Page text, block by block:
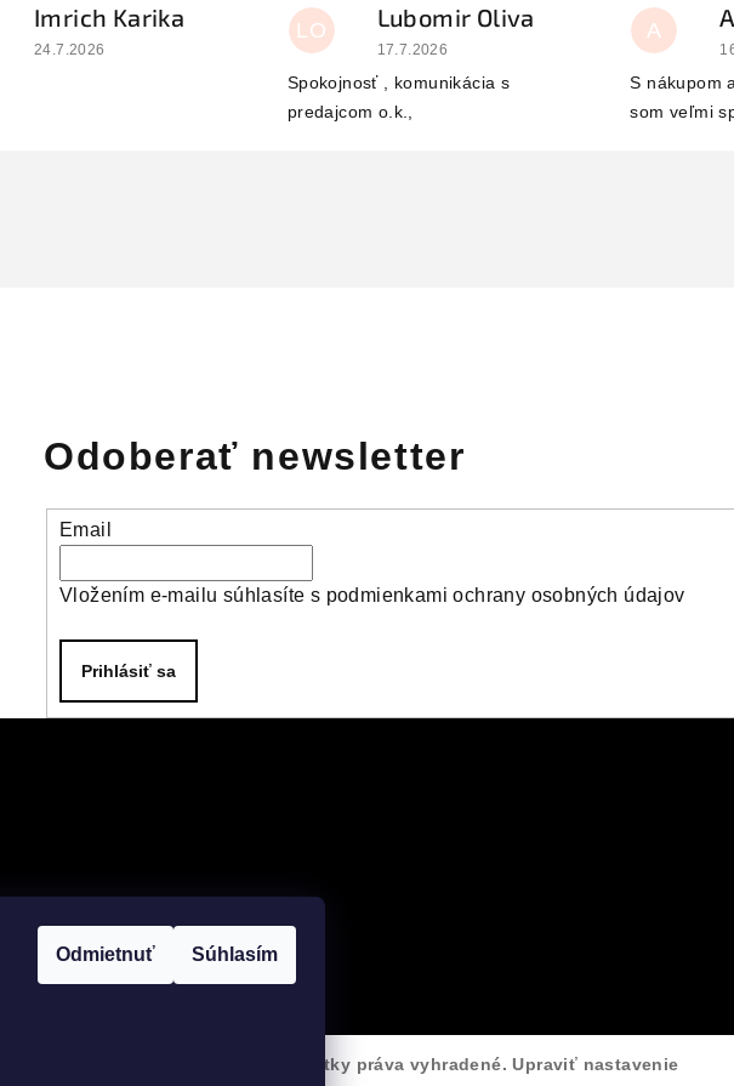
Odmietnuť Súhlasím
Imrich Karika
Hodnotenie obchodu je 5 z 5 hviezdičiek.
24.7.2026
LO Lubomir Oliva
Hodnotenie obchodu je 5 z 5 hviezdičiek.
17.7.2026
Spokojnosť , komunikácia s
predajcom o.k.,
A
S nákupom
som veľmi
Odoberať newsletter
Email
Vložením e-mailu súhlasíte s podmienkami ochrany osobných údajov
Prihlásiť sa
. Všetky práva vyhradené. Upraviť nastavenie